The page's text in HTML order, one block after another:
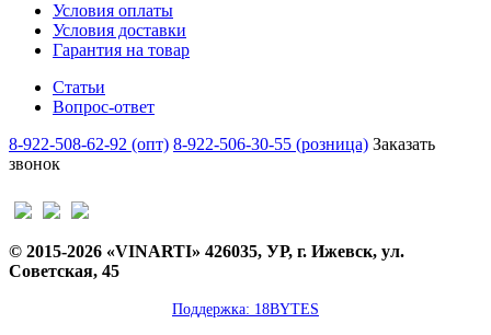
Условия оплаты
Условия доставки
Гарантия на товар
Статьи
Вопрос-ответ
8-922-508-62-92 (опт) 8-922-506-30-55 (розница) Заказать
звонок
© 2015-2026 «VINARTI» 426035, УР, г. Ижевск, ул.
Советская, 45
Поддержка: 18BYTES